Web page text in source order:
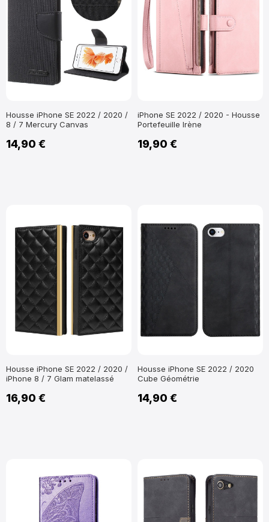
Housse iPhone SE 2022 / 2020 /
8 / 7 Mercury Canvas
14,90 €
iPhone SE 2022 / 2020 - Housse
Portefeuille Irène
19,90 €
Housse iPhone SE 2022 / 2020 /
iPhone 8 / 7 Glam matelassé
16,90 €
Housse iPhone SE 2022 / 2020
Cube Géométrie
14,90 €